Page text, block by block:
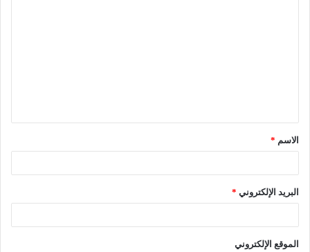
الاسم *
البريد الإلكتروني *
الموقع الإلكتروني